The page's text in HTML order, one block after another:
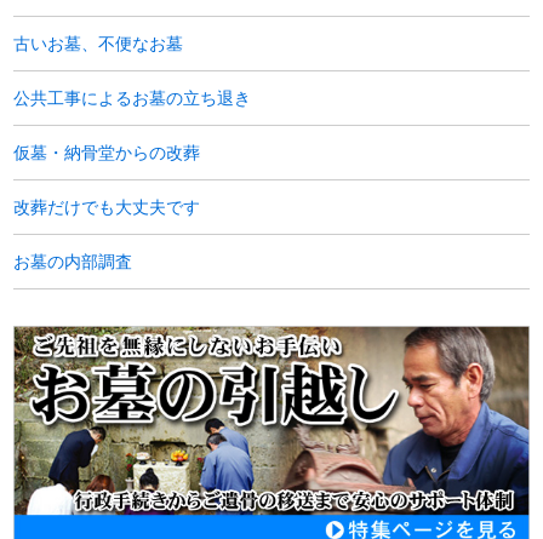
古いお墓、不便なお墓
公共工事によるお墓の立ち退き
仮墓・納骨堂からの改葬
改葬だけでも大丈夫です
お墓の内部調査